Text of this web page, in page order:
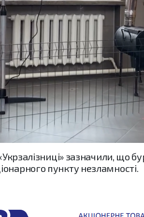
зазначили, що
пункту незламності.